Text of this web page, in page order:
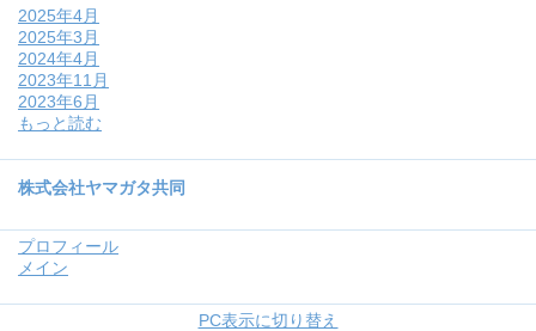
2025年4月
2025年3月
2024年4月
2023年11月
2023年6月
もっと読む
株式会社ヤマガタ共同
プロフィール
メイン
PC表示に切り替え